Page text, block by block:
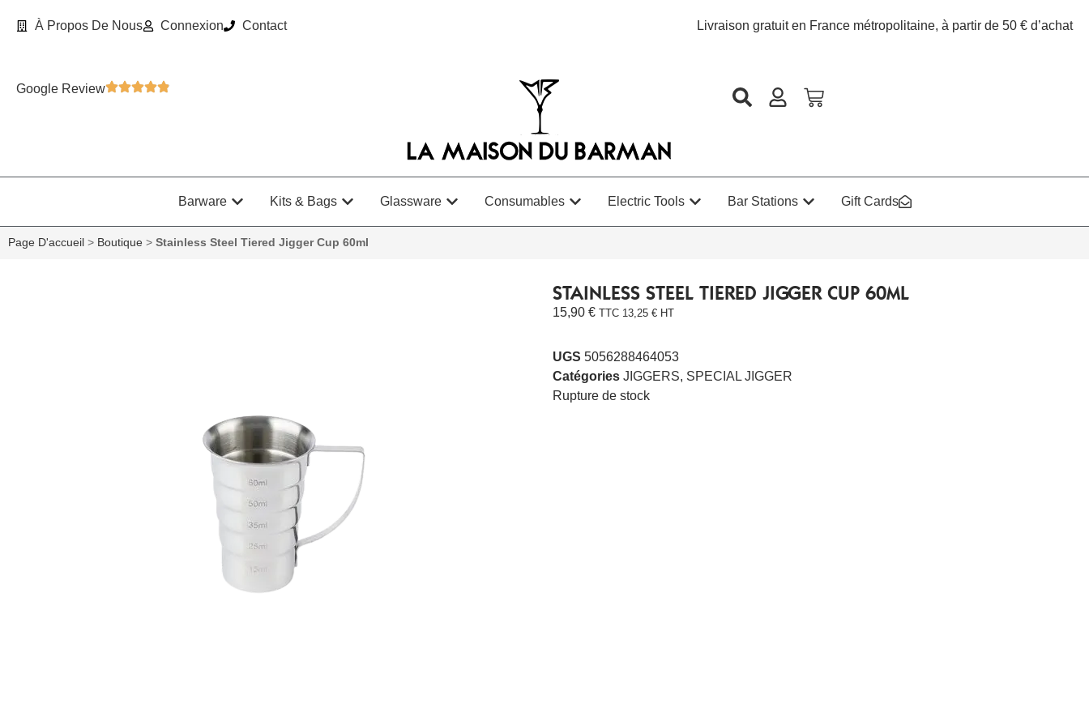
À Propos De Nous Connexion Contact Livraison gratuit en France métropolitaine, à partir de 50 € d’achat
Google Review
Barware Kits & Bags Glassware Consumables Electric Tools Bar Stations Gift Cards
Page D'accueil > Boutique > Stainless Steel Tiered Jigger Cup 60ml
STAINLESS STEEL TIERED JIGGER CUP 60ML
15,90 € TTC 13,25 € HT
UGS 5056288464053
Catégories JIGGERS, SPECIAL JIGGER
Rupture de stock